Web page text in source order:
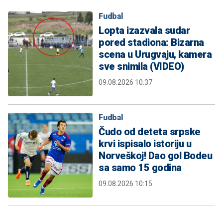
Fudbal
Lopta izazvala sudar
pored stadiona: Bizarna
scena u Urugvaju, kamera
sve snimila (VIDEO)
09.08.2026 10:37
Fudbal
Čudo od deteta srpske
krvi ispisalo istoriju u
Norveškoj! Dao gol Bodeu
sa samo 15 godina
09.08.2026 10:15